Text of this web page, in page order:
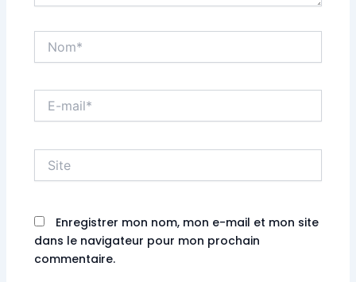
mail*
Enregistrer mon nom, mon e-mail et mon site
dans le navigateur pour mon prochain
commentaire.